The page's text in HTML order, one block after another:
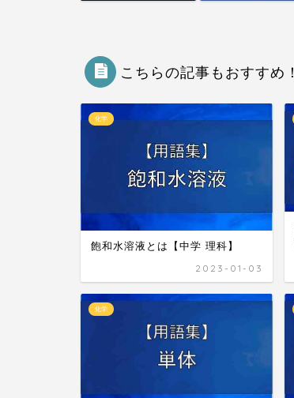
こちらの記事もおすすめ！
化学
飽和水溶液とは【中学 理科】
2023-01-03
化学